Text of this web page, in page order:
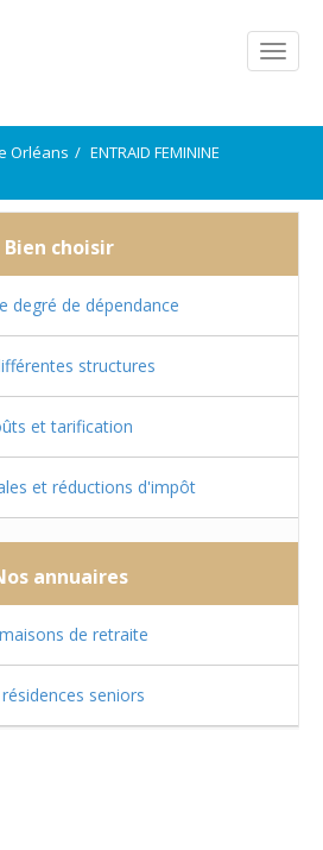
Orléans ENTRAID FEMININE
Bien choisir
degré de dépendance
structures
et tarification
et réductions d'impôt
annuaires
de retraite
seniors